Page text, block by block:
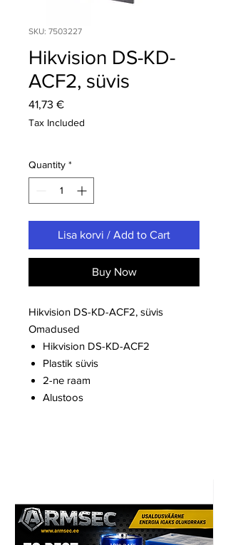
SKU: 7503227
Hikvision DS-KD-
ACF2, süvis
41,73 €Price
Tax Included
Quantity *
Lisa korvi / Add to Cart
Buy Now
Hikvision DS-KD-ACF2, süvis
Omadused
Hikvision DS-KD-ACF2
Plastik süvis
2-ne raam
Alustoos